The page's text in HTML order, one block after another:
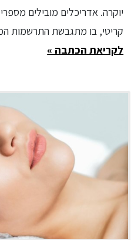
יוקרה. אדריכלים מובילים
קריטי, בו מתגבשת התרשמות
לקריאת הכתבה »